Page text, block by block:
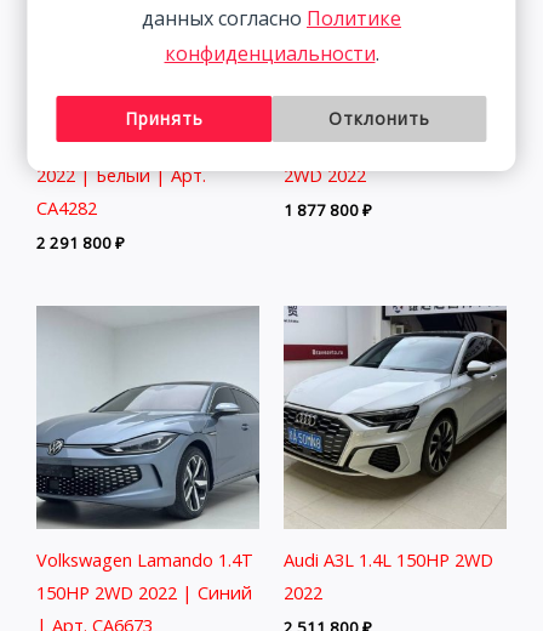
Audi A3 1.4T 150HP 2WD
2022 | Белый | Арт.
CA4282
2 291 800₽
Skoda Kamiq 1.5L 112HP
2WD 2022
1 877 800₽
Volkswagen Lamando 1.4T
150HP 2WD 2022 | Синий
| Арт. CA6673
Audi A3L 1.4L 150HP 2WD
2022
данных согласно Политике
конфиденциальности.
Принять Отклонить